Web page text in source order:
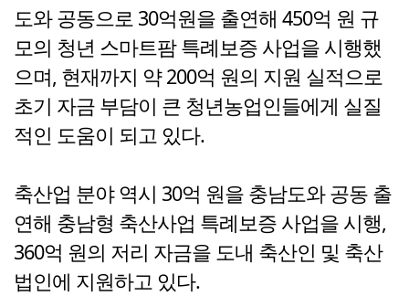
도와 공동으로 30억원을 출연해 450억 원 규
모의 청년 스마트팜 특례보증 사업을 시행했
으며, 현재까지 약 200억 원의 지원 실적으로
초기 자금 부담이 큰 청년농업인들에게 실질
적인 도움이 되고 있다.
축산업 분야 역시 30억 원을 충남도와 공동 출
연해 충남형 축산사업 특례보증 사업을 시행,
360억 원의 저리 자금을 도내 축산인 및 축산
법인에 지원하고 있다.